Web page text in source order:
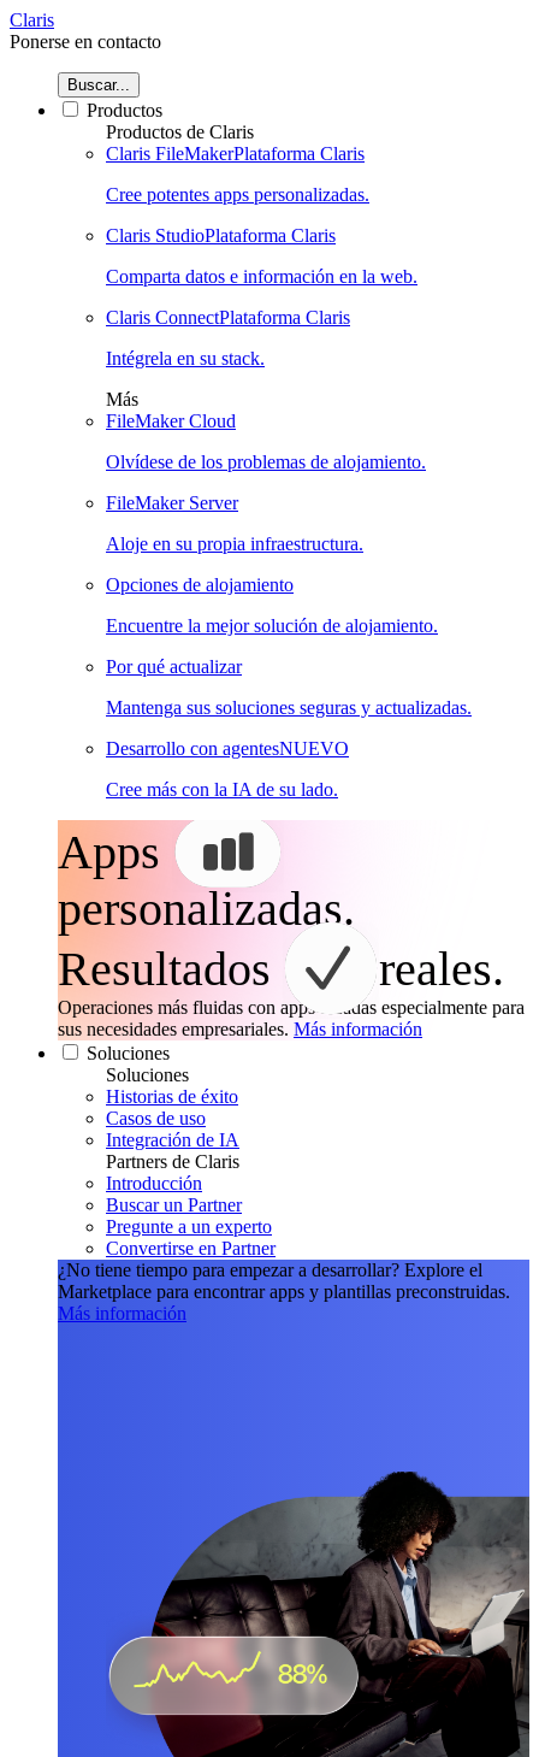
Claris
Ponerse en contacto
Buscar...
Productos
Productos de Claris
Claris FileMakerPlataforma Claris
Cree potentes apps personalizadas.
Claris StudioPlataforma Claris
Comparta datos e información en la web.
Claris ConnectPlataforma Claris
Intégrela en su stack.
Más
FileMaker Cloud
Olvídese de los problemas de alojamiento.
FileMaker Server
Aloje en su propia infraestructura.
Opciones de alojamiento
Encuentre la mejor solución de alojamiento.
Por qué actualizar
Mantenga sus soluciones seguras y actualizadas.
Desarrollo con agentesNUEVO
Cree más con la IA de su lado.
Apps
personalizadas.
Resultados
reales.
Operaciones más fluidas con apps creadas especialmente para
sus necesidades empresariales. Más información
Soluciones
Soluciones
Historias de éxito
Casos de uso
Integración de IA
Partners de Claris
Introducción
Buscar un Partner
Pregunte a un experto
Convertirse en Partner
¿No tiene tiempo para empezar a desarrollar? Explore el
Marketplace para encontrar apps y plantillas preconstruidas.
Más información